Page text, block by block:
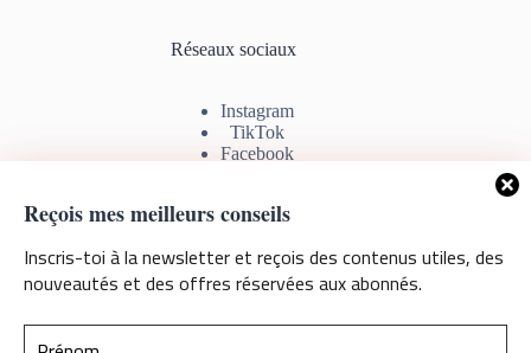
Reçois mes meilleurs conseils
Inscris-toi à la newsletter et reçois des contenus utiles, des
nouveautés et des offres réservées aux abonnés.
Réseaux sociaux
Instagram
TikTok
Facebook
Information de contact